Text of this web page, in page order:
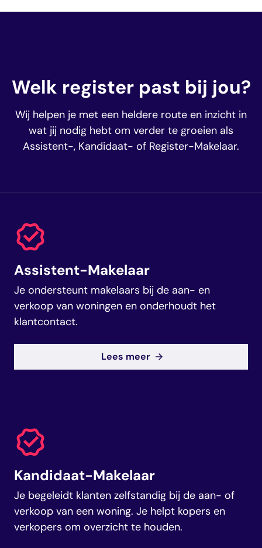
Welk register past bij jou?
Wij helpen je met een heldere route en inzicht in
wat jij nodig hebt om verder te groeien als
Assistent-, Kandidaat- of Register-Makelaar.
Assistent-Makelaar
Je ondersteunt makelaars bij de aan- en
verkoop van woningen en onderhoudt het
klantcontact.
Lees meer
Kandidaat-Makelaar
Je begeleidt klanten zelfstandig bij de aan- of
verkoop van een woning. Je helpt kopers en
verkopers om overzicht te houden.